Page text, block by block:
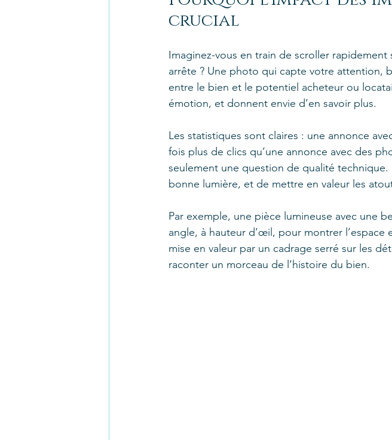
crucial
Imaginez-vous en train de scroller rapidement
arrête ? Une photo qui capte votre attention,
entre le bien et le potentiel acheteur ou
émotion, et donnent envie d’en savoir plus.
Les statistiques sont claires : une annonce
fois plus de clics qu’une annonce avec des
seulement une question de qualité technique.
bonne lumière, et de mettre en valeur les
Par exemple, une pièce lumineuse avec une
angle, à hauteur d’œil, pour montrer
mise en valeur par un cadrage serré sur les
raconter un morceau de l’histoire du bien.